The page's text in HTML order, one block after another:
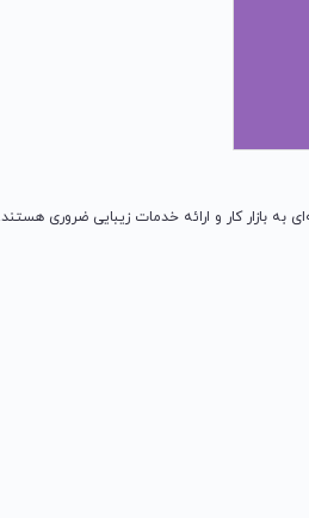
بازار کار و ارائه خدمات زیبایی ضروری